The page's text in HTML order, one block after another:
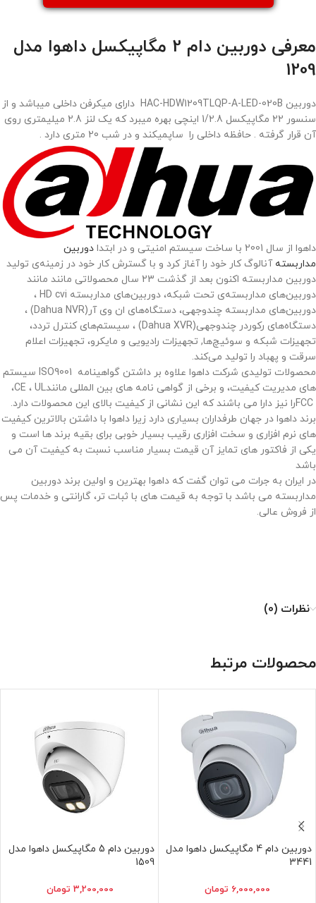
معرفی دوربین دام 2 مگاپیکسل داهوا مدل
1209
دوربین HAC-HDW1209TLQP-A-LED-020B دارای میکرفن داخلی میباشد و از
سنسور 22 مگاپیکسل 1/2.8 اینچی بهره میبرد که یک لنز 2.8 میلیمتری روی
آن قرار گرفته . حافظه داخلی را ساپمیکند و در شب 20 متری دارد .
داهوا از سال 2001 با ساخت سیستم امنیتی و در ابتدا
دوربین
مداربسته آنالوگ کار خود را آغاز کرد و با گسترش کار خود در زمینه‌ی تولید
دوربین مداربسته اکنون بعد از گذشت 23 سال محصولاتی مانند مانند
دوربین‌های مداربسته‌ی تحت شبکه، دوربین‌های مداربسته HD cvi ،
دوربین‌های مداربسته چندوجهی، دستگاه‌های ان وی آر(Dahua NVR) ،
دستگاه‌های رکوردر چندوجهی(Dahua XVR) ، سیستم‌های کنترل تردد،
تجهیزات شبکه و سوئیچ‌ها, تجهیزات رادیویی و مایکرو، تجهیزات اعلام
سرقت و پهباد را تولید می‌کند.
محصولات تولیدی شرکت داهوا علاوه بر داشتن گواهینامه ISO9001 سیستم
های مدیریت کیفیت، و برخی از گواهی نامه های بین المللی مانندUL ، CE،
FCCرا نیز دارا می باشند که این نشانی از کیفیت بالای این محصولات دارد.
برند داهوا در جهان طرفداران بسیاری دارد زیرا داهوا با داشتن بالاترین کیفیت
های نرم افزاری و سخت افزاری رقیب بسیار خوبی برای بقیه برند ها است و
یکی از فاکتور های تمایز آن قیمت بسیار مناسب نسبت به کیفیت آن می
باشد
در ایران به جرات می توان گفت که داهوا بهترین و اولین برند دوربین
مداربسته می باشد با توجه به قیمت های با ثبات تر، گارانتی و خدمات پس
از فروش عالی.
نظرات (0)
محصولات مرتبط
دوربین دام 4 مگاپیکسل داهوا مدل
3441
6,000,000 تومان
دوربین دام 5 مگاپیکسل داهوا مدل
1509
3,200,000 تومان